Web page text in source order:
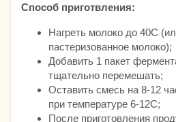
Способ приготвления:
Нагреть молоко до 40С
пастеризованное молоко);
Добавить 1 пакет
тщательно перемешать;
Оставить смесь на 8-12
при температуре 6-12С;
После приготовления